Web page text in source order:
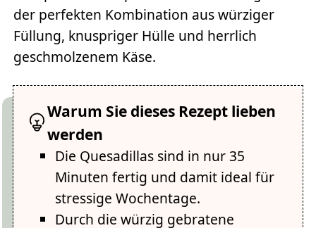
der perfekten Kombination aus würziger
Füllung, knuspriger Hülle und herrlich
geschmolzenem Käse.
Warum Sie dieses Rezept lieben
werden
Die Quesadillas sind in nur 35
Minuten fertig und damit ideal für
stressige Wochentage.
Durch die würzig gebratene